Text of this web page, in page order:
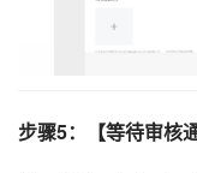
步骤5：【等待审核